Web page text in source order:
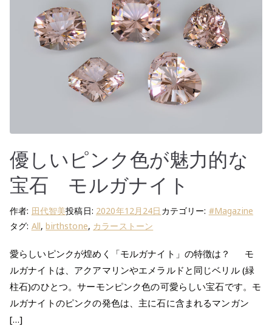
k
優しいピンク色が魅力的な
宝石 モルガナイト
作者: 田代智美投稿日: 2020年12月24日 カテゴリー: #Magazine
タグ: All,birthstone, カラーストーン
愛らしいピンクが煌めく「モルガナイト」の特徴は？ モ
ルガナイトは、アクアマリンやエメラルドと同じベリル (緑
柱石)のひとつ。サーモンピンク色の可愛らしい宝石です。モ
ルガナイトのピンクの発色は、主に石に含まれるマンガン
[…]